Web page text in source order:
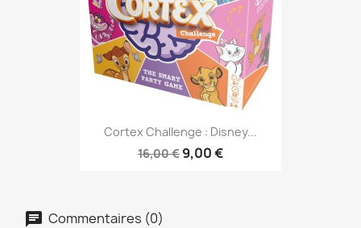
Cortex Challenge : Disney...
16,00 € 9,00 €
Commentaires (0)